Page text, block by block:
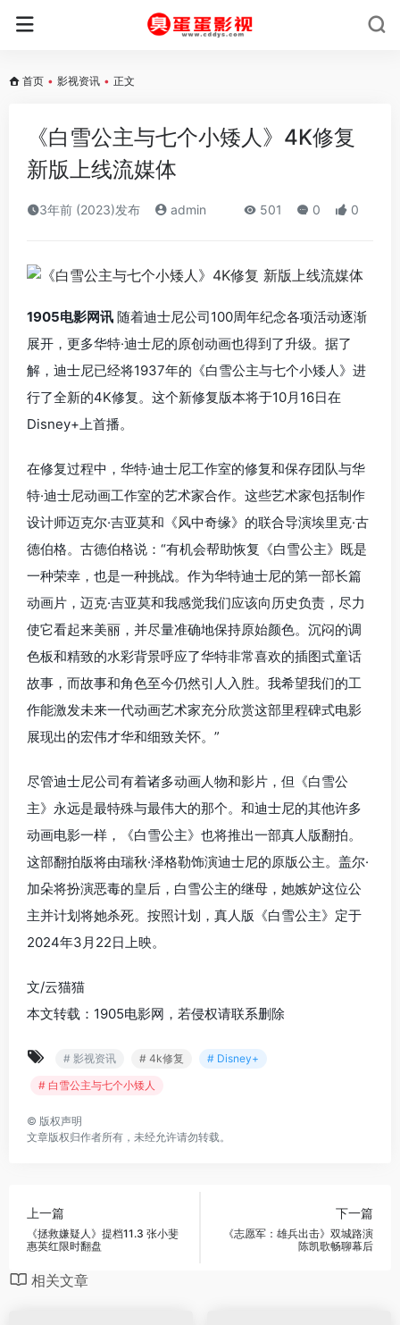
首页 • 影视资讯 • 正文
《白雪公主与七个小矮人》4K修复
新版上线流媒体
3年前 (2023)发布 admin 501 0 0
1905电影网讯 随着迪士尼公司100周年纪念各项活动逐渐
展开，更多华特·迪士尼的原创动画也得到了升级。据了
解，迪士尼已经将1937年的《白雪公主与七个小矮人》进
行了全新的4K修复。这个新修复版本将于10月16日在
Disney+上首播。
在修复过程中，华特·迪士尼工作室的修复和保存团队与华
特·迪士尼动画工作室的艺术家合作。这些艺术家包括制作
设计师迈克尔·吉亚莫和《风中奇缘》的联合导演埃里克·古
德伯格。古德伯格说：“有机会帮助恢复《白雪公主》既是
一种荣幸，也是一种挑战。作为华特迪士尼的第一部长篇
动画片，迈克·吉亚莫和我感觉我们应该向历史负责，尽力
使它看起来美丽，并尽量准确地保持原始颜色。沉闷的调
色板和精致的水彩背景呼应了华特非常喜欢的插图式童话
故事，而故事和角色至今仍然引人入胜。我希望我们的工
作能激发未来一代动画艺术家充分欣赏这部里程碑式电影
展现出的宏伟才华和细致关怀。”
尽管迪士尼公司有着诸多动画人物和影片，但《白雪公
主》永远是最特殊与最伟大的那个。和迪士尼的其他许多
动画电影一样，《白雪公主》也将推出一部真人版翻拍。
这部翻拍版将由瑞秋·泽格勒饰演迪士尼的原版公主。盖尔·
加朵将扮演恶毒的皇后，白雪公主的继母，她嫉妒这位公
主并计划将她杀死。按照计划，真人版《白雪公主》定于
2024年3月22日上映。
文/云猫猫
本文转载：1905电影网，若侵权请联系删除
# 影视资讯 # 4k修复
# Disney+
# 白雪公主与七个小矮人
© 版权声明
文章版权归作者所有，未经允许请勿转载。
上一篇
《拯救嫌疑人》提档11.3 张小斐
惠英红限时翻盘
下一篇
《志愿军：雄兵出击》双城路演
陈凯歌畅聊幕后
相关文章